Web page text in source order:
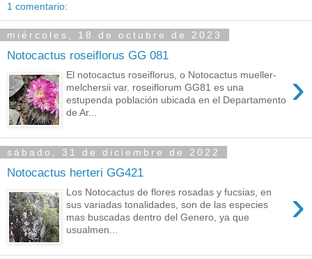
1 comentario:
miércoles, 18 de octubre de 2023
Notocactus roseiflorus GG 081
›
El notocactus roseiflorus, o Notocactus mueller-
melchersii var. roseiflorum GG81 es una
estupenda población ubicada en el Departamento
de Ar...
sábado, 31 de diciembre de 2022
Notocactus herteri GG421
›
Los Notocactus de flores rosadas y fucsias, en
sus variadas tonalidades, son de las especies
mas buscadas dentro del Genero, ya que
usualmen...